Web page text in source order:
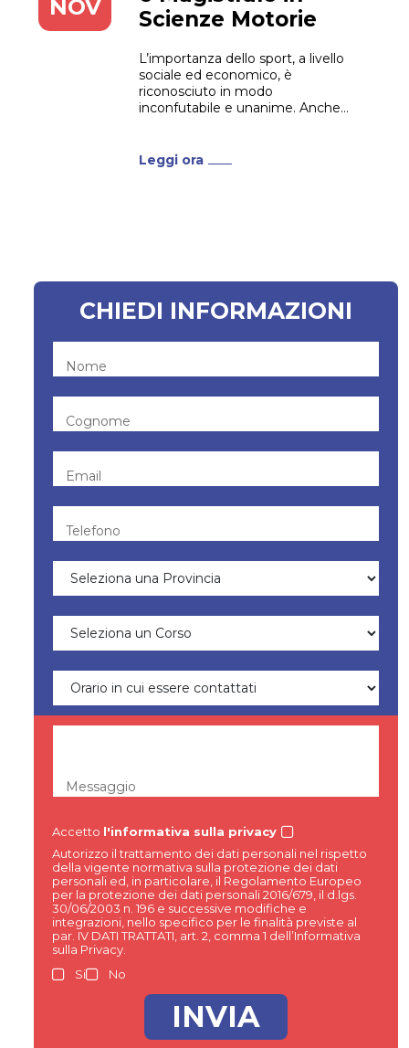
NOV
Scienze Motorie
L’importanza dello sport, a livello
sociale ed economico, è
riconosciuto in modo
inconfutabile e unanime. Anche
rilevanza e il ruolo primario. Per
Leggi ora
CHIEDI INFORMAZIONI
Nome
Cognome
Email
Telefono
Messaggio
Accetto l'informativa sulla privacy
Autorizzo il trattamento dei dati personali nel rispetto
della vigente normativa sulla protezione dei dati
personali ed, in particolare, il Regolamento Europeo
per la protezione dei dati personali 2016/679, il d.lgs.
30/06/2003 n. 196 e successive modifiche e
integrazioni, nello specifico per le finalità previste al
par. IV DATI TRATTATI, art. 2, comma 1 dell’Informativa
sulla Privacy.
Si
No